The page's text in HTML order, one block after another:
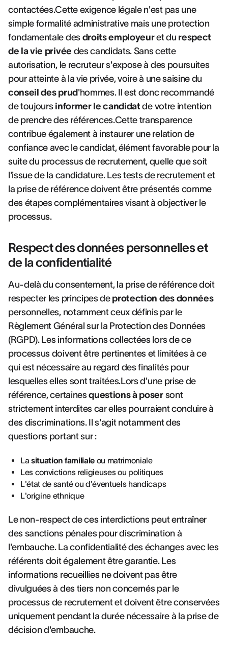
contactées.Cette exigence légale n'est pas une
simple formalité administrative mais une protection
fondamentale des droits employeuret du respect
de la vie privée des candidats. Sans cette
autorisation, le recruteur s'expose à des poursuites
pour atteinte à la vie privée, voire à une saisine du
conseil des prud'hommes. Il est donc recommandé
de toujours informer le candidat de votre intention
de prendre des références.Cette transparence
contribue également à instaurer une relation de
confiance avec le candidat, élément favorable pour la
suite du processus de recrutement, quelle que soit
l'issue de la candidature. Lestests de recrutementet
la prise de référence doivent être présentés comme
des étapes complémentaires visant à objectiver le
processus.
Respect des données personnelles et
de la confidentialité
Au-delà du consentement, la prise de référence doit
respecter les principes de protection des données
personnelles, notamment ceux définis par le
Règlement Général sur la Protection des Données
(RGPD). Les informations collectées lors de ce
processus doivent être pertinentes et limitées à ce
qui est nécessaire au regard des finalités pour
lesquelles elles sont traitées.Lors d'une prise de
référence, certainesquestions à posersont
strictement interdites car elles pourraient conduire à
des discriminations. Il s'agit notamment des
questions portant sur :
Lasituation familialeou matrimoniale
Les convictions religieuses ou politiques
L'état de santé ou d'éventuels handicaps
L'origine ethnique
Le non-respect de ces interdictions peut entraîner
des sanctions pénales pour discrimination à
l'embauche. La confidentialité des échanges avec les
référents doit également être garantie. Les
informations recueillies ne doivent pas être
divulguées à des tiers non concernés par le
processus de recrutement et doivent être conservées
uniquement pendant la durée nécessaire à la prise de
décision d'embauche.